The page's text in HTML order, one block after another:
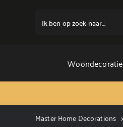
Ik ben op zoek naar...
Woondecoratie
Master Home Decorations